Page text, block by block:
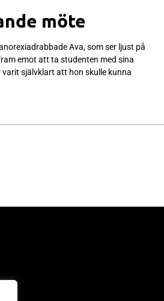
möte
Ava, som ser ljust på
emot att ta studenten med sina
självklart att hon skulle kunna